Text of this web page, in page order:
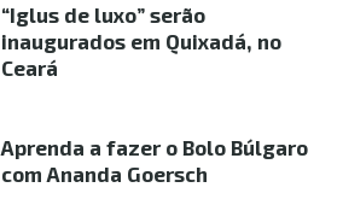
“Iglus de luxo” serão
inaugurados em Quixadá, no
Ceará
Aprenda a fazer o Bolo Búlgaro
com Ananda Goersch